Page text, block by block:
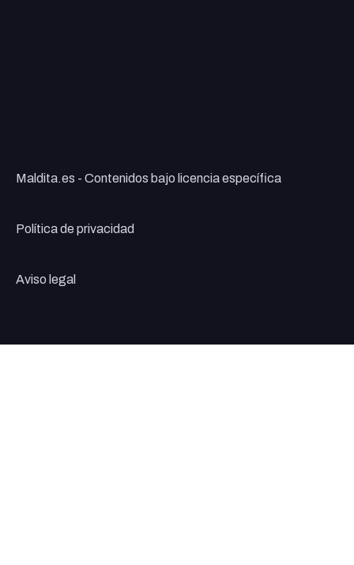
Maldita.es - Contenidos bajo licencia específica
Política de privacidad
Aviso legal